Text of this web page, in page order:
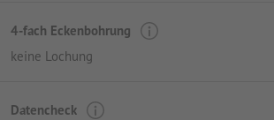
4-fach Eckenbohrung
keine Lochung
Datencheck